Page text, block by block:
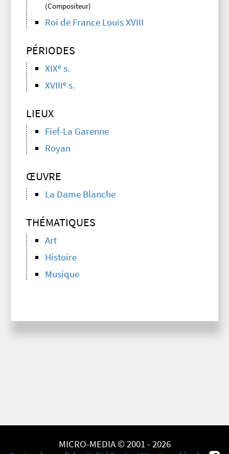
(Compositeur)
Roi de France Louis XVIII
PÉRIODES
XIXe s.
XVIIIe s.
LIEUX
Fief-La Garenne
Royan
ŒUVRE
La Dame Blanche
THÉMATIQUES
Art
Histoire
Musique
MICRO-MEDIA © 2001 - 2026